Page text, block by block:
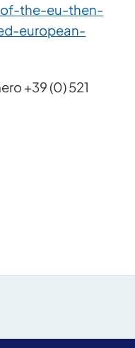
the-eu-then-
european-
+39 (0) 521